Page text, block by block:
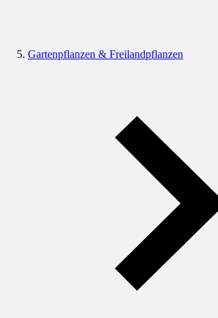
Gartenpflanzen & Freilandpflanzen